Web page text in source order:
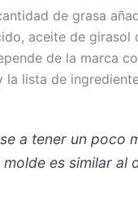
de grasa
aceite de girasol
de la marca
la lista de
a tener un poco
molde es similar al